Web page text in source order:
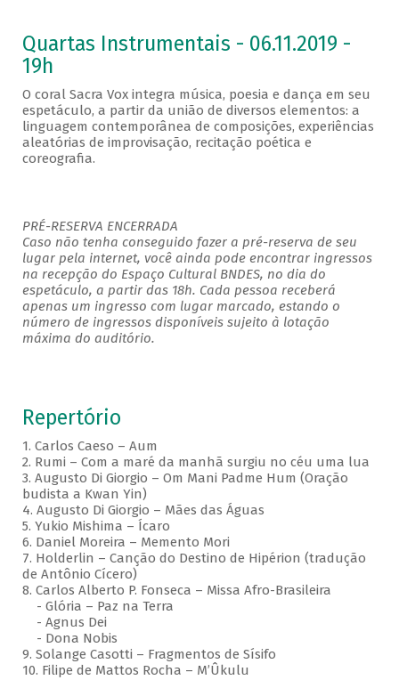
Quartas Instrumentais - 06.11.2019 -
19h
O coral Sacra Vox integra música, poesia e dança em seu
espetáculo, a partir da união de diversos elementos: a
linguagem contemporânea de composições, experiências
aleatórias de improvisação, recitação poética e
coreografia.
PRÉ-RESERVA ENCERRADA
Caso não tenha conseguido fazer a pré-reserva de seu
lugar pela internet, você ainda pode encontrar ingressos
na recepção do Espaço Cultural BNDES, no dia do
espetáculo, a partir das 18h. Cada pessoa receberá
apenas um ingresso com lugar marcado, estando o
número de ingressos disponíveis sujeito à lotação
máxima do auditório.
Repertório
1. Carlos Caeso – Aum
2. Rumi – Com a maré da manhã surgiu no céu uma lua
3. Augusto Di Giorgio – Om Mani Padme Hum (Oração
budista a Kwan Yin)
4. Augusto Di Giorgio – Mães das Águas
5. Yukio Mishima – Ícaro
6. Daniel Moreira – Memento Mori
7. Holderlin – Canção do Destino de Hipérion (tradução
de Antônio Cícero)
8. Carlos Alberto P. Fonseca – Missa Afro-Brasileira
- Glória – Paz na Terra
- Agnus Dei
- Dona Nobis
9. Solange Casotti – Fragmentos de Sísifo
10. Filipe de Mattos Rocha – M’Ûkulu